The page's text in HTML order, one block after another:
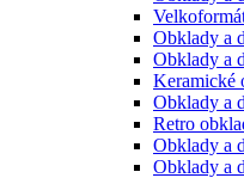
Obklady a
Obklady a
Keramické
Obklady a
Retro
Obklady a
Obklady a